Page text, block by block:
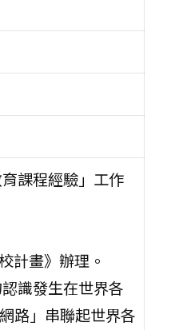
課程經驗」工作
計畫》辦理。
識發生在世界各
路」串聯起世界各